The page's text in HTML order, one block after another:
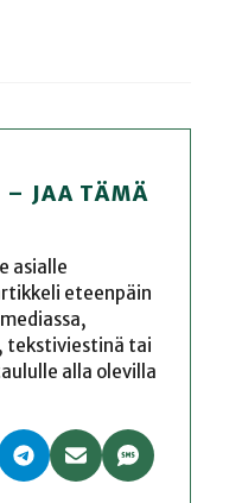
– JAA TÄMÄ
asialle
eteenpäin
tekstiviestinä tai
alla olevilla